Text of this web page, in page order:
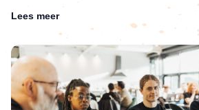
Lees meer